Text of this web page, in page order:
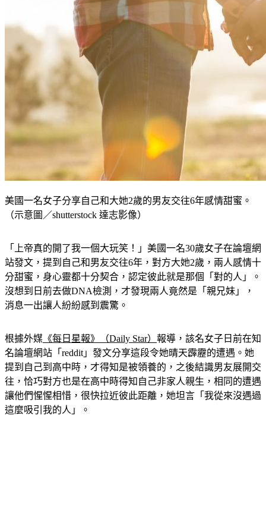
美國一名女子分享自己和大她2歲的男友交往6年感情甜蜜。
（示意圖／shutterstock 達志影像）
「上帝真的開了我一個大玩笑！」美國一名30歲女子在論壇網
站發文，提到自己和男友交往6年，對方大她2歲，兩人感情十
分甜蜜，身心靈都十分契合，認定彼此就是那個「對的人」。
沒想到日前去做DNA檢測，才發現兩人竟然是「親兄妹」，
消息一出讓人紛紛感到震驚。
根據外媒 《每日星報》（Daily Star） 報導，該名女子日前在知
名論壇網站「reddit」發文分享這段令她晴天霹靂的遭遇。她
提到自己到高中時，才得知是被領養的，之後結識男友展開交
往，恰巧對方也是在高中時得知自己非家人親生，相同的遭遇
讓他們惺惺相惜，很快拉近彼此距離，她坦言「我從來沒遇過
這麼吸引我的人」。